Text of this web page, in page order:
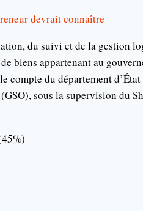
devrait connaître
du suivi et de la gestion
biens appartenant au
du département d’État
sous la supervision du